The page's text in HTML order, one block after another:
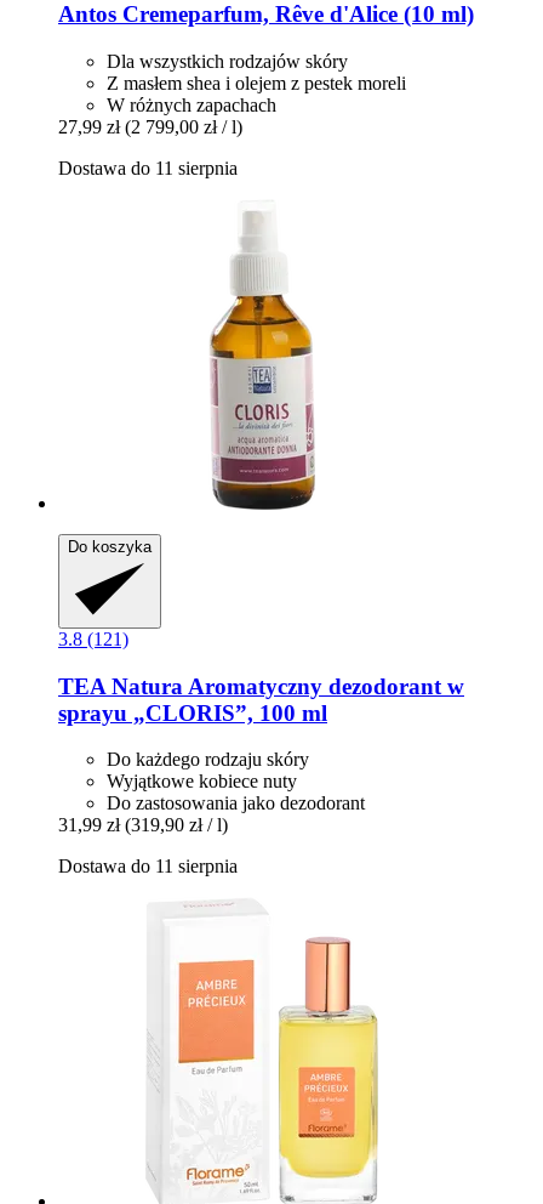
Antos Cremeparfum, Rêve d'Alice (10 ml)
Dla wszystkich rodzajów skóry
Z masłem shea i olejem z pestek moreli
W różnych zapachach
27,99 zł (2 799,00 zł / l)
Dostawa do 11 sierpnia
Do koszyka
3.8 (121)
TEA Natura Aromatyczny dezodorant w
sprayu „CLORIS”, 100 ml
Do każdego rodzaju skóry
Wyjątkowe kobiece nuty
Do zastosowania jako dezodorant
31,99 zł (319,90 zł / l)
Dostawa do 11 sierpnia